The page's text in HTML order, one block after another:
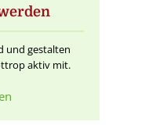
und gestalten
aktiv mit.